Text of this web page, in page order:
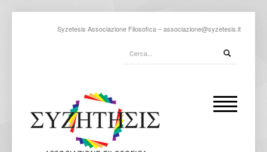
Syzetesis Associazione Filosofica –associazione@syzetesis.it